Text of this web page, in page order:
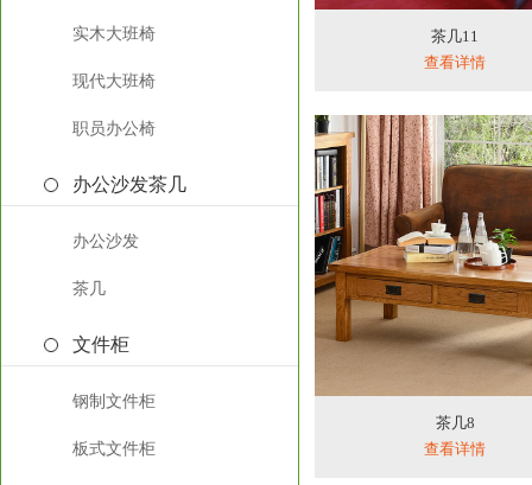
实木大班椅
现代大班椅
职员办公椅
办公沙发茶几
办公沙发
茶几
文件柜
钢制文件柜
板式文件柜
茶几11
查看详情
茶几8
查看详情